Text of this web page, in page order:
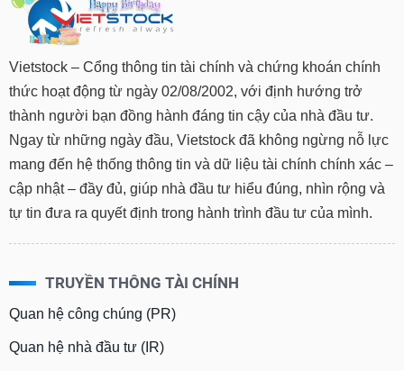
Vietstock – Cổng thông tin tài chính và chứng khoán chính
thức hoạt động từ ngày 02/08/2002, với định hướng trở
thành người bạn đồng hành đáng tin cậy của nhà đầu tư.
Ngay từ những ngày đầu, Vietstock đã không ngừng nỗ lực
mang đến hệ thống thông tin và dữ liệu tài chính chính xác –
cập nhật – đầy đủ, giúp nhà đầu tư hiểu đúng, nhìn rộng và
tự tin đưa ra quyết định trong hành trình đầu tư của mình.
TRUYỀN THÔNG TÀI CHÍNH
Quan hệ công chúng (PR)
Quan hệ nhà đầu tư (IR)